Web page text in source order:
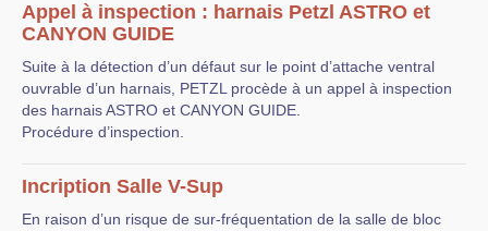
Appel à inspection : harnais Petzl ASTRO et
CANYON GUIDE
Suite à la détection d’un défaut sur le point d’attache ventral
ouvrable d’un harnais, PETZL procède à un appel à inspection
des harnais ASTRO et CANYON GUIDE.
Procédure d’inspection.
Incription Salle V-Sup
En raison d’un risque de sur-fréquentation de la salle de bloc